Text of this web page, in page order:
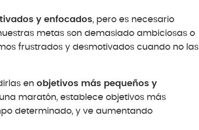
y enfocados, pero es necesario
metas son demasiado ambiciosas o
frustrados y desmotivados cuando no las
en objetivos más pequeños y
maratón, establece objetivos más
determinado, y ve aumentando